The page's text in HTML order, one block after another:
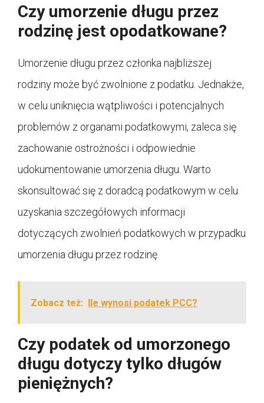
Czy umorzenie długu przez
rodzinę jest opodatkowane?
Umorzenie długu przez członka najbliższej
rodziny może być zwolnione z podatku. Jednakże,
w celu uniknięcia wątpliwości i potencjalnych
problemów z organami podatkowymi, zaleca się
zachowanie ostrożności i odpowiednie
udokumentowanie umorzenia długu. Warto
skonsultować się z doradcą podatkowym w celu
uzyskania szczegółowych informacji
dotyczących zwolnień podatkowych w przypadku
umorzenia długu przez rodzinę.
Zobacz też: Ile wynosi podatek PCC?
Czy podatek od umorzonego
długu dotyczy tylko długów
pieniężnych?